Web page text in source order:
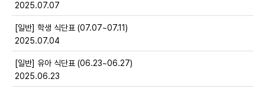
2025.07.07
[일반] 학생 식단표 (07.07~07.11)
2025.07.04
[일반] 유아 식단표 (06.23~06.27)
2025.06.23